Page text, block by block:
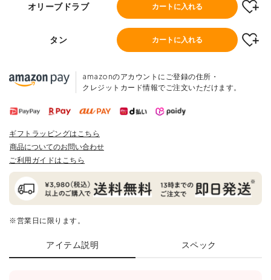
オリーブドラブ カートに入れる
タン カートに入れる
amazonのアカウントにご登録の住所・
クレジットカード情報でご注文いただけます。
ギフトラッピングはこちら
商品についてのお問い合わせ
ご利用ガイドはこちら
※営業日に限ります。
アイテム説明 スペック